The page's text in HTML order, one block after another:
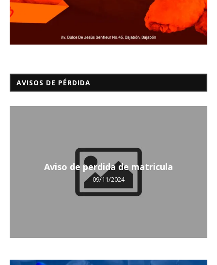
AVISOS DE PÉRDIDA
Aviso de perdida de matricula
09/11/2024